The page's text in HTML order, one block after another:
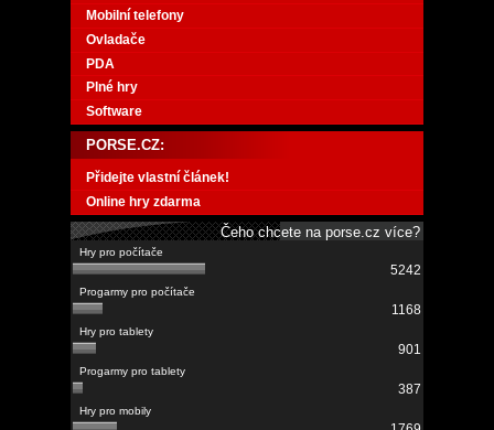
Mobilní telefony
Ovladače
PDA
Plné hry
Software
PORSE.CZ:
Přidejte vlastní článek!
Online hry zdarma
Čeho chcete na porse.cz více?
5242
1168
901
387